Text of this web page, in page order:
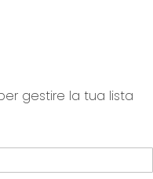
gestire la tua lista